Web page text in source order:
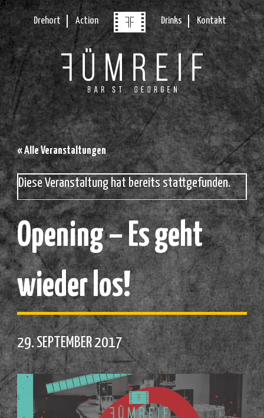
Drehort Action Drinks Kontakt
« Alle Veranstaltungen
Diese Veranstaltung hat bereits stattgefunden.
Opening – Es geht
wieder los!
29. SEPTEMBER 2017